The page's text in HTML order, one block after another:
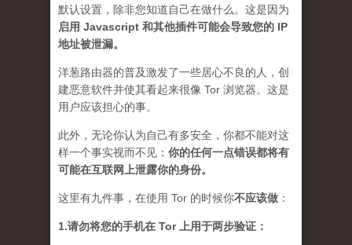
默认设置，除非您知道自己在做什么。这是因为
启用 Javascript 和其他插件可能会导致您的 IP
地址被泄漏。
洋葱路由器的普及激发了一些居心不良的人，创
建恶意软件并使其看起来很像 Tor 浏览器。这是
用户应该担心的事。
此外，无论你认为自己有多安全，你都不能对这
样一个事实视而不见： 你的任何一点错误都将有
可能在互联网上泄露你的身份。
这里有九件事，在使用 Tor 的时候你不应该做 ：
1.请勿将您的手机在 Tor 上用于两步验证：